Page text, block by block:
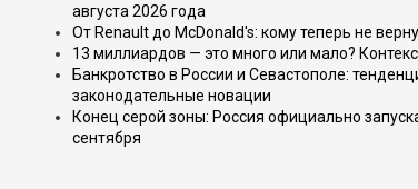
августа 2026 года
От Renault до McDonald's: кому теперь не
13 миллиардов — это много или мало?
Банкротство в России и Севастополе:
законодательные новации
Конец серой зоны: Россия официально
сентября